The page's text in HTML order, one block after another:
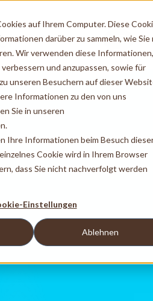
auf Ihrem Computer. Diese
darüber zu sammeln, wie Sie
Wir verwenden diese
und anzupassen, sowie für
unseren Besuchern auf dieser
Informationen zu den von uns
Sie in unseren
Ihre Informationen beim Besuch
Cookie wird in Ihrem Browser
dass Sie nicht nachverfolgt werden
Einstellungen
Ablehnen